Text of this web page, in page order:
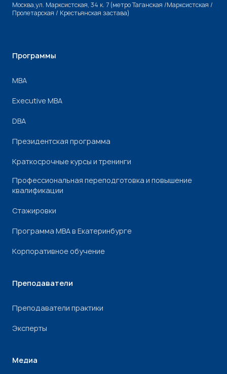
Москва,ул. Марксистская, 34 к. 7 (метро Таганская /Марксистская /
Пролетарская / Крестьянская застава)
Программы
МВА
Executive MBA
DBA
Президентская программа
Краткосрочные курсы и тренинги
Профессиональная переподготовка и повышение
квалификации
Стажировки
Программа МВА в Екатеринбурге
Корпоративное обучение
Преподаватели
Преподаватели практики
Эксперты
Медиа